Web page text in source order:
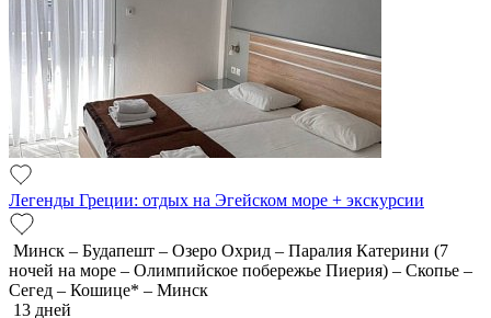
Легенды Греции: отдых на Эгейском море + экскурсии
Минск – Будапешт – Озеро Охрид – Паралия Катерини (7
ночей на море – Олимпийское побережье Пиерия) – Скопье –
Сегед – Кошице* – Минск
13 дней